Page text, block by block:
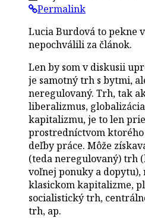
Permalink
Lucia Burdová to pekne
nepochválili za článok.
Len by som v diskusii
je samotný trh s bytmi,
neregulovaný. Trh, tak
liberalizmus,
kapitalizmu, je to len
prostredníctvom
deľby práce. Môže
(teda neregulovaný) trh
voľnej ponuky a
klasickom kapitalizme,
socialistický trh,
trh, ap.